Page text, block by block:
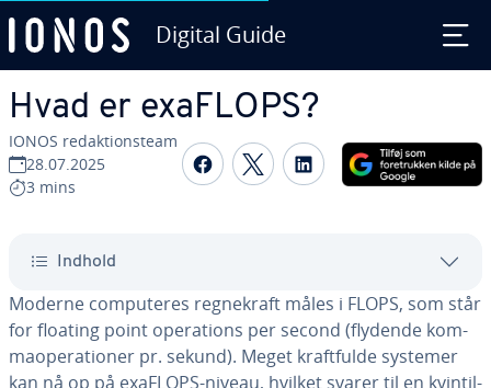
Digital Guide
Hvad er exaFLOPS?
IONOS re­dak­tions­team
28.07.2025
3 mins
Del på Facebook
Del på Twitter
Del på LinkedIn
Indhold
Moderne com­pu­te­res reg­ne­kraft måles i FLOPS, som står
for floating point ope­ra­tions per second (flydende kom­
ma­o­pe­ra­tio­ner pr. sekund). Meget kraft­ful­de systemer
kan nå op på exaFLOPS-niveau, hvilket svarer til en kvin­til­